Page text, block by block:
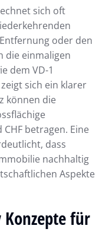
sich oft
oder den
die einmaligen
dem VD-1
sich ein klarer
können die
betragen. Eine
dass
nachhaltig
Aspekte
für